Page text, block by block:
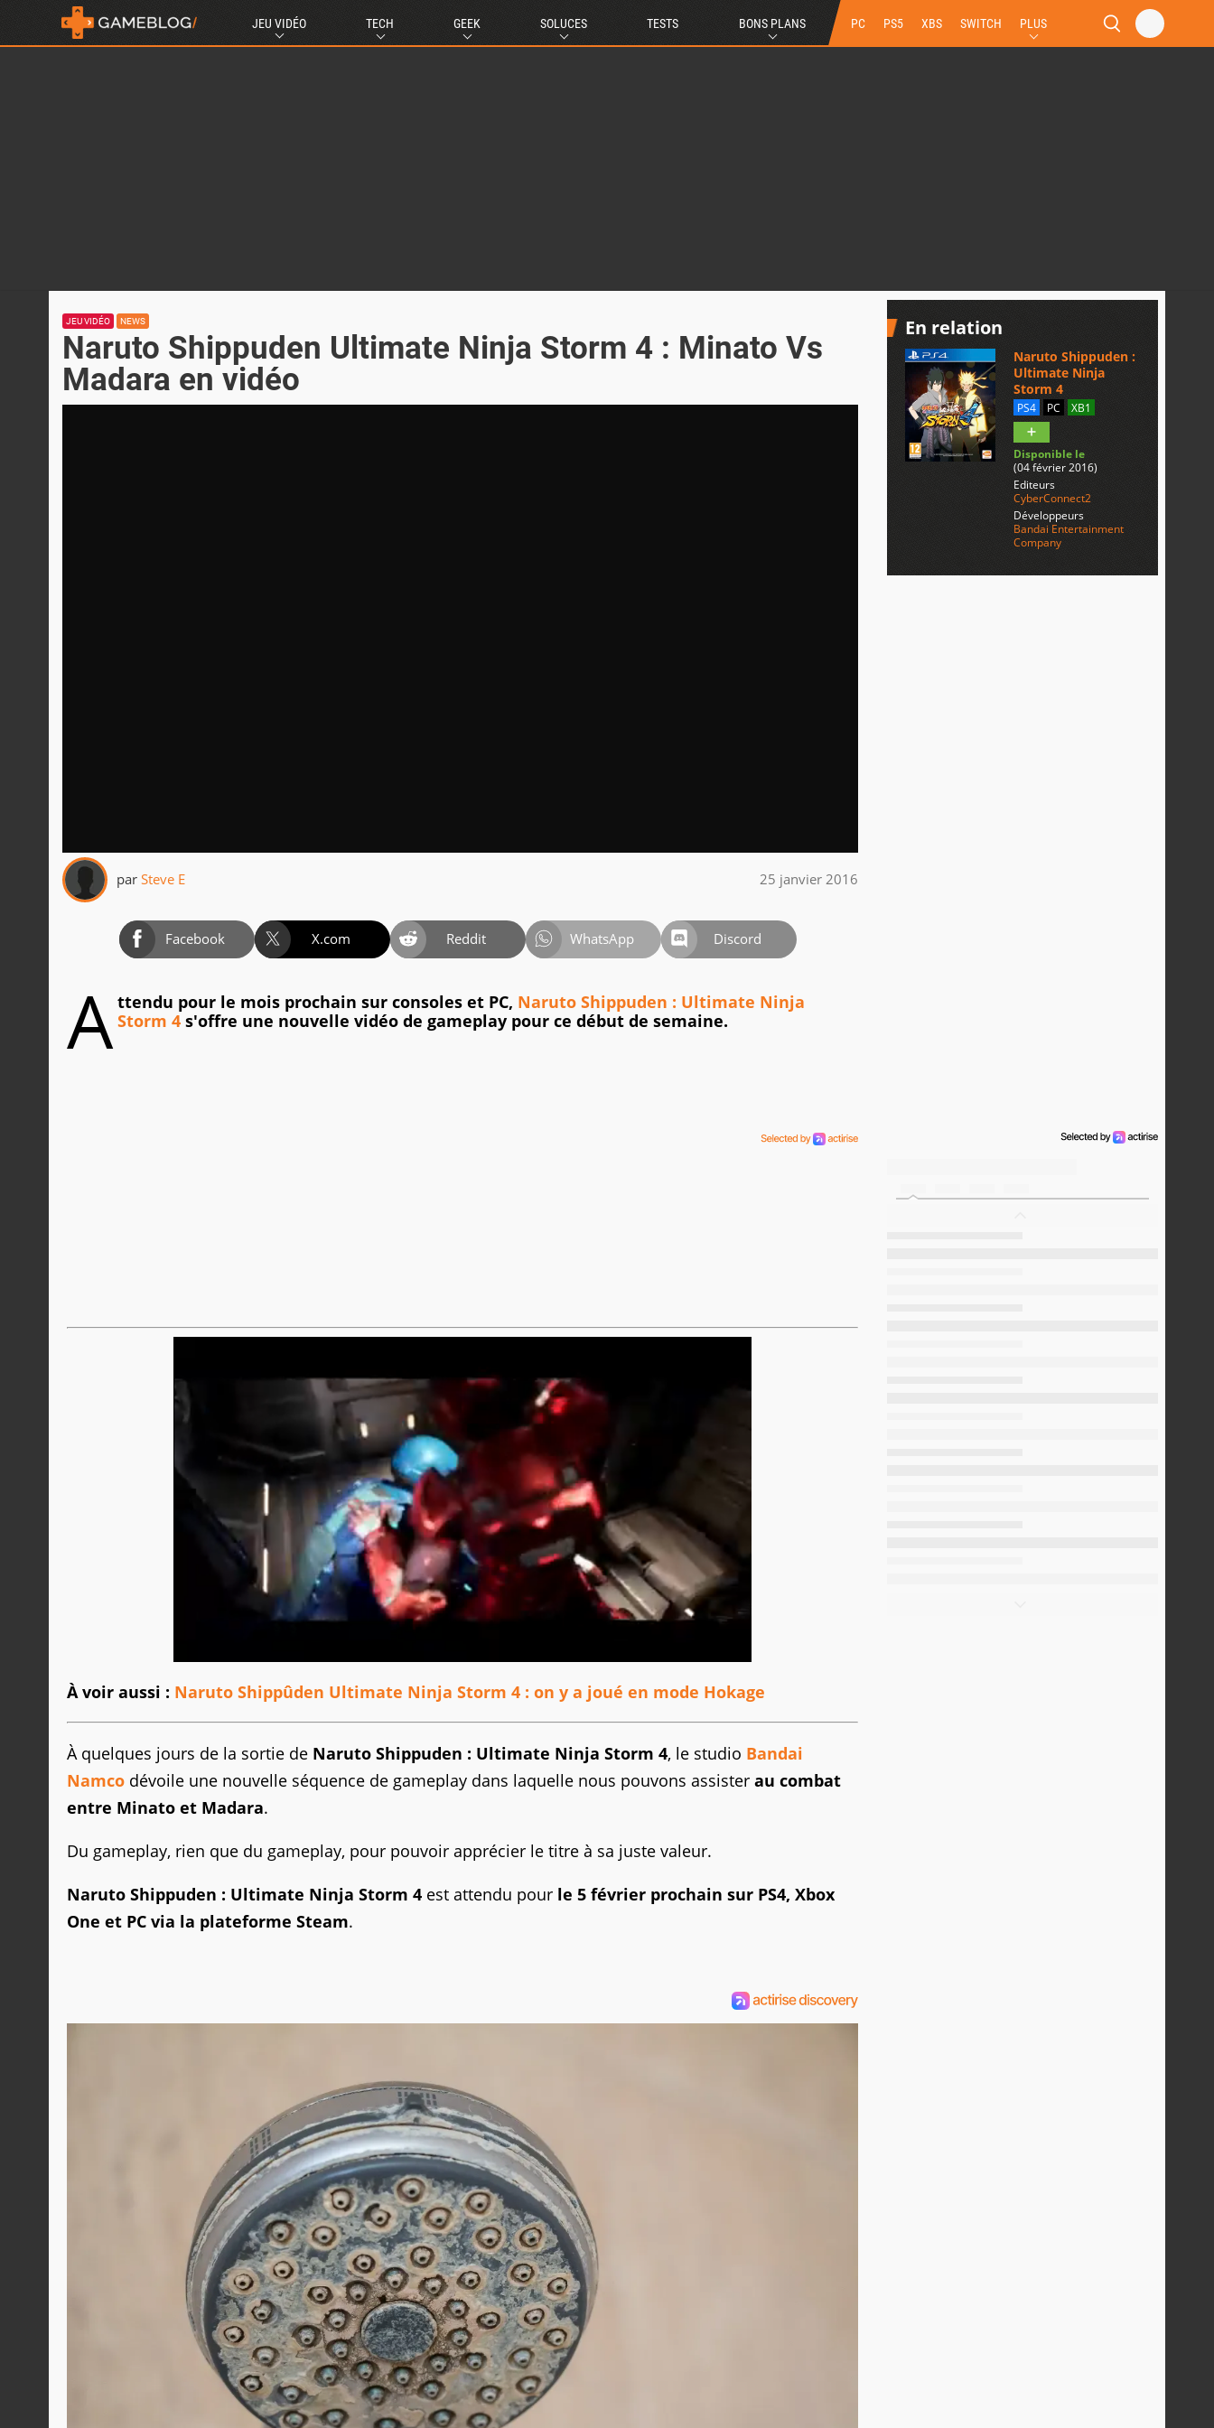
JEU VIDÉO TECH GEEK SOLUCES TESTS BONS PLANS PC PS5 XBS SWITCH PLUS
JEU VIDÉO NEWS
Naruto Shippuden Ultimate Ninja Storm 4 : Minato Vs
Madara en vidéo
par Steve E 25 janvier 2016
Facebook X.com Reddit WhatsApp Discord
A ttendu pour le mois prochain sur consoles et PC, Naruto Shippuden : Ultimate Ninja
Storm 4 s'offre une nouvelle vidéo de gameplay pour ce début de semaine.
À voir aussi : Naruto Shippûden Ultimate Ninja Storm 4 : on y a joué en mode Hokage
À quelques jours de la sortie de Naruto Shippuden : Ultimate Ninja Storm 4, le studio Bandai
Namco dévoile une nouvelle séquence de gameplay dans laquelle nous pouvons assister au combat
entre Minato et Madara.
Du gameplay, rien que du gameplay, pour pouvoir apprécier le titre à sa juste valeur.
Naruto Shippuden : Ultimate Ninja Storm 4 est attendu pour le 5 février prochain sur PS4, Xbox
One et PC via la plateforme Steam.
En relation
Naruto Shippuden :
Ultimate Ninja
Storm 4
PS4 PC XB1
Disponible le
(04 février 2016)
Editeurs
CyberConnect2
Développeurs
Bandai Entertainment
Company